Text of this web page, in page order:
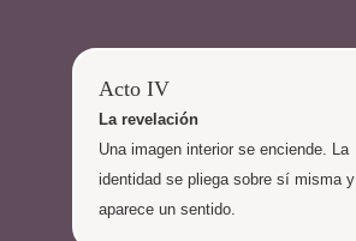
Acto IV
La revelación
Una imagen interior se enciende. La
identidad se pliega sobre sí misma y
aparece un sentido.